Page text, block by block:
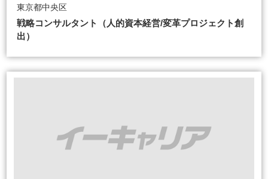
東京都中央区
戦略コンサルタント（人的資本経営/変革プロジェクト創
出）